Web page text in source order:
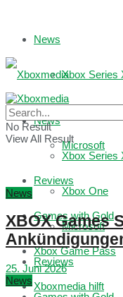
News
Xbox Series
Microsoft
Reviews
Games with Gold
Xbox Game Pass
Xboxmedia hilft
News
Xbox Series
Xbox One
Microsoft
Reviews
No Result
View All Result
News
XBOX Games
25. Juni 2026
News